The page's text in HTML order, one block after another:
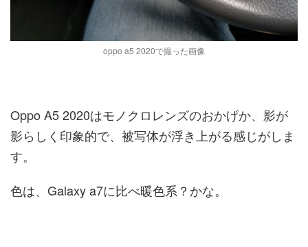
oppo a5 2020で撮った画像
Oppo A5 2020はモノクロレンズのおかげか、影が
影らしく印象的で、被写体が浮き上がる感じがしま
す。
色は、Galaxy a7に比べ暖色系？かな。